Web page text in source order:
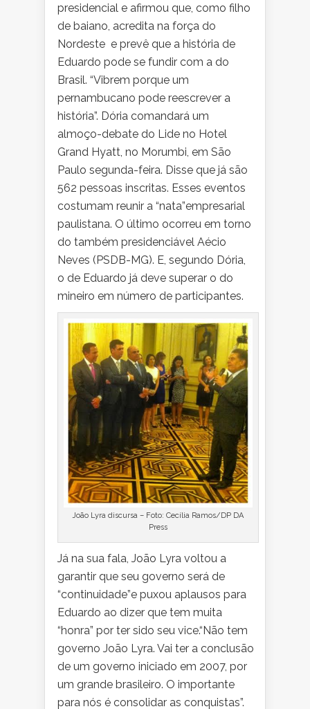
presidencial e afirmou que, como filho
de baiano, acredita na força do
Nordeste e prevê que a história de
Eduardo pode se fundir com a do
Brasil. “Vibrem porque um
pernambucano pode reescrever a
história”. Dória comandará um
almoço-debate do Lide no Hotel
Grand Hyatt, no Morumbi, em São
Paulo segunda-feira. Disse que já são
562 pessoas inscritas. Esses eventos
costumam reunir a “nata”empresarial
paulistana. O último ocorreu em torno
do também presidenciável Aécio
Neves (PSDB-MG). E, segundo Dória,
o de Eduardo já deve superar o do
mineiro em número de participantes.
João Lyra discursa – Foto: Cecília Ramos/DP DA
Press
Já na sua fala, João Lyra voltou a
garantir que seu governo será de
“continuidade”e puxou aplausos para
Eduardo ao dizer que tem muita
“honra” por ter sido seu vice.“Não tem
governo João Lyra. Vai ter a conclusão
de um governo iniciado em 2007, por
um grande brasileiro. O importante
para nós é consolidar as conquistas”.